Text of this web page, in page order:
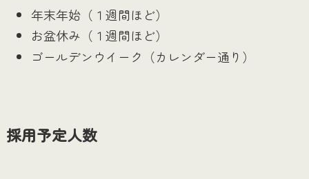
年末年始（１週間ほど）
お盆休み（１週間ほど）
ゴールデンウイーク（カレンダー通り）
採用予定人数